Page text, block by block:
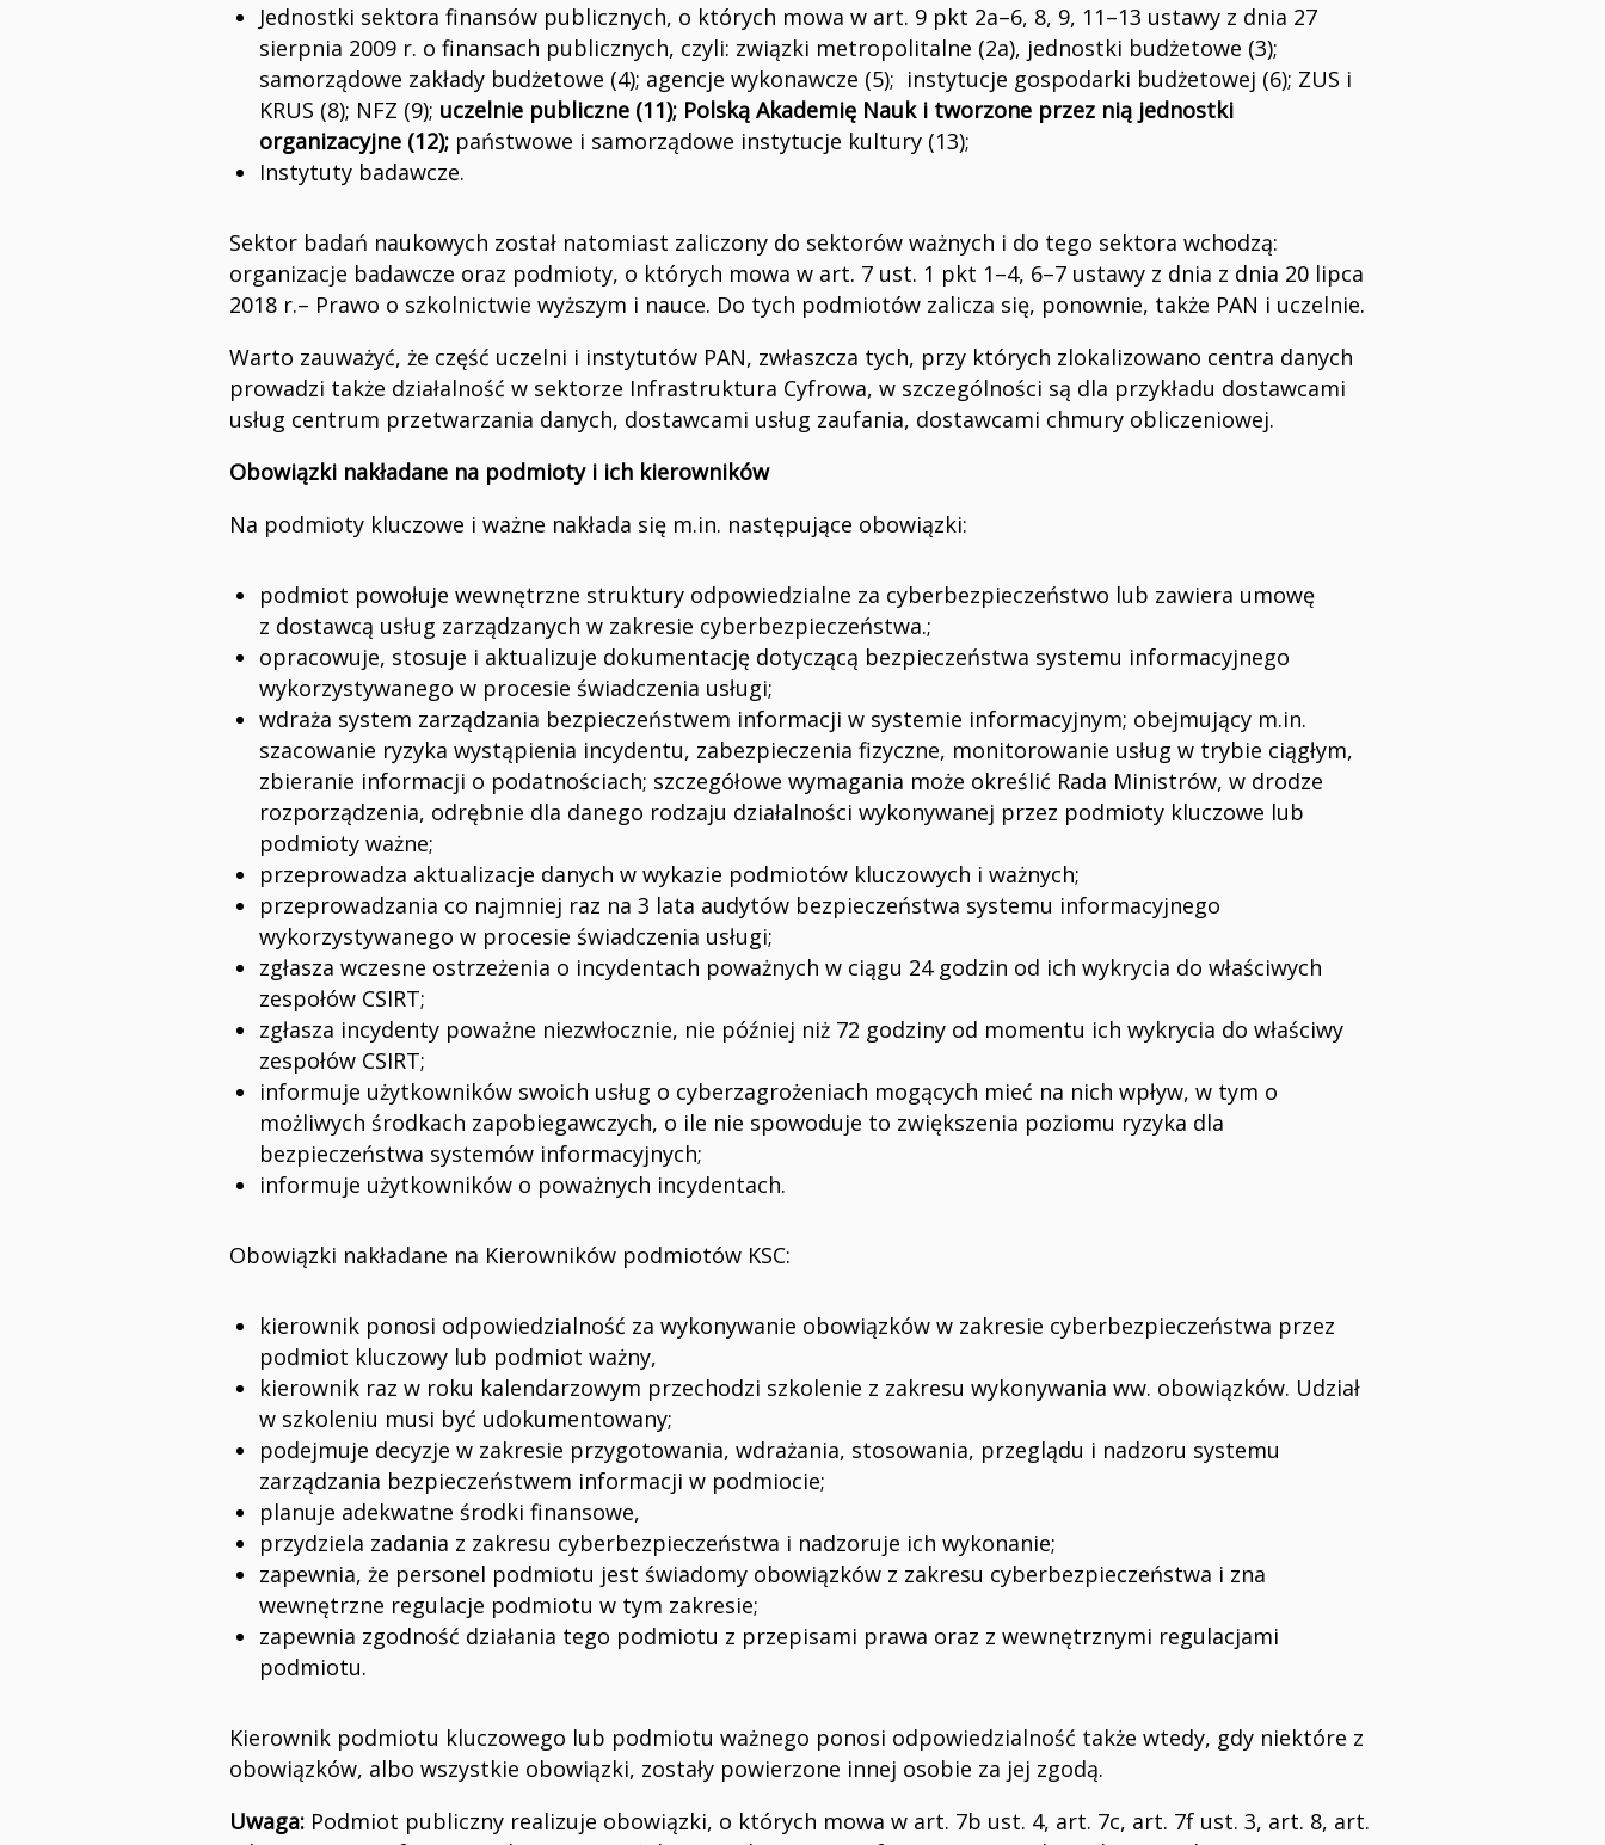
Jednostki sektora finansów publicznych, o których mowa w art. 9 pkt 2a–6, 8, 9, 11–13 ustawy z dnia 27
sierpnia 2009 r. o finansach publicznych, czyli: związki metropolitalne (2a), jednostki budżetowe (3);
samorządowe zakłady budżetowe (4); agencje wykonawcze (5); instytucje gospodarki budżetowej (6); ZUS i
KRUS (8); NFZ (9); uczelnie publiczne (11); Polską Akademię Nauk i tworzone przez nią jednostki
organizacyjne (12); państwowe i samorządowe instytucje kultury (13);
Instytuty badawcze.
Sektor badań naukowych został natomiast zaliczony do sektorów ważnych i do tego sektora wchodzą:
organizacje badawcze oraz podmioty, o których mowa w art. 7 ust. 1 pkt 1–4, 6–7 ustawy z dnia z dnia 20 lipca
2018 r.– Prawo o szkolnictwie wyższym i nauce. Do tych podmiotów zalicza się, ponownie, także PAN i uczelnie.
Warto zauważyć, że część uczelni i instytutów PAN, zwłaszcza tych, przy których zlokalizowano centra danych
prowadzi także działalność w sektorze Infrastruktura Cyfrowa, w szczególności są dla przykładu dostawcami
usług centrum przetwarzania danych, dostawcami usług zaufania, dostawcami chmury obliczeniowej.
Obowiązki nakładane na podmioty i ich kierowników
Na podmioty kluczowe i ważne nakłada się m.in. następujące obowiązki:
podmiot powołuje wewnętrzne struktury odpowiedzialne za cyberbezpieczeństwo lub zawiera umowę
z dostawcą usług zarządzanych w zakresie cyberbezpieczeństwa.;
opracowuje, stosuje i aktualizuje dokumentację dotyczącą bezpieczeństwa systemu informacyjnego
wykorzystywanego w procesie świadczenia usługi;
wdraża system zarządzania bezpieczeństwem informacji w systemie informacyjnym; obejmujący m.in.
szacowanie ryzyka wystąpienia incydentu, zabezpieczenia fizyczne, monitorowanie usług w trybie ciągłym,
zbieranie informacji o podatnościach; szczegółowe wymagania może określić Rada Ministrów, w drodze
rozporządzenia, odrębnie dla danego rodzaju działalności wykonywanej przez podmioty kluczowe lub
podmioty ważne;
przeprowadza aktualizacje danych w wykazie podmiotów kluczowych i ważnych;
przeprowadzania co najmniej raz na 3 lata audytów bezpieczeństwa systemu informacyjnego
wykorzystywanego w procesie świadczenia usługi;
zgłasza wczesne ostrzeżenia o incydentach poważnych w ciągu 24 godzin od ich wykrycia do właściwych
zespołów CSIRT;
zgłasza incydenty poważne niezwłocznie, nie później niż 72 godziny od momentu ich wykrycia do właściwy
zespołów CSIRT;
informuje użytkowników swoich usług o cyberzagrożeniach mogących mieć na nich wpływ, w tym o
możliwych środkach zapobiegawczych, o ile nie spowoduje to zwiększenia poziomu ryzyka dla
bezpieczeństwa systemów informacyjnych;
informuje użytkowników o poważnych incydentach.
Obowiązki nakładane na Kierowników podmiotów KSC:
kierownik ponosi odpowiedzialność za wykonywanie obowiązków w zakresie cyberbezpieczeństwa przez
podmiot kluczowy lub podmiot ważny,
kierownik raz w roku kalendarzowym przechodzi szkolenie z zakresu wykonywania ww. obowiązków. Udział
w szkoleniu musi być udokumentowany;
podejmuje decyzje w zakresie przygotowania, wdrażania, stosowania, przeglądu i nadzoru systemu
zarządzania bezpieczeństwem informacji w podmiocie;
planuje adekwatne środki finansowe,
przydziela zadania z zakresu cyberbezpieczeństwa i nadzoruje ich wykonanie;
zapewnia, że personel podmiotu jest świadomy obowiązków z zakresu cyberbezpieczeństwa i zna
wewnętrzne regulacje podmiotu w tym zakresie;
zapewnia zgodność działania tego podmiotu z przepisami prawa oraz z wewnętrznymi regulacjami
podmiotu.
Kierownik podmiotu kluczowego lub podmiotu ważnego ponosi odpowiedzialność także wtedy, gdy niektóre z
obowiązków, albo wszystkie obowiązki, zostały powierzone innej osobie za jej zgodą.
Uwaga: Podmiot publiczny realizuje obowiązki, o których mowa w art. 7b ust. 4, art. 7c, art. 7f ust. 3, art. 8, art.